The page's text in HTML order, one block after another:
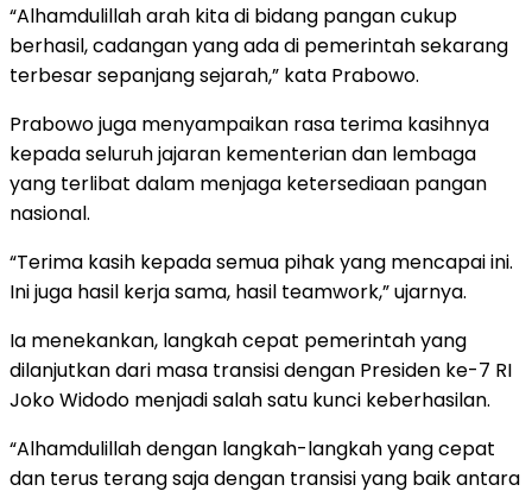
“Alhamdulillah arah kita di bidang pangan cukup
berhasil, cadangan yang ada di pemerintah sekarang
terbesar sepanjang sejarah,” kata Prabowo.
Prabowo juga menyampaikan rasa terima kasihnya
kepada seluruh jajaran kementerian dan lembaga
yang terlibat dalam menjaga ketersediaan pangan
nasional.
“Terima kasih kepada semua pihak yang mencapai ini.
Ini juga hasil kerja sama, hasil teamwork,” ujarnya.
Ia menekankan, langkah cepat pemerintah yang
dilanjutkan dari masa transisi dengan Presiden ke-7 RI
Joko Widodo menjadi salah satu kunci keberhasilan.
“Alhamdulillah dengan langkah-langkah yang cepat
dan terus terang saja dengan transisi yang baik antara